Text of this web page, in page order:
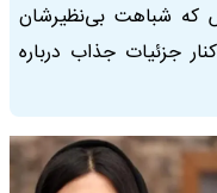
که شباهت بی‌نظیرشان
جزئیات جذاب درباره